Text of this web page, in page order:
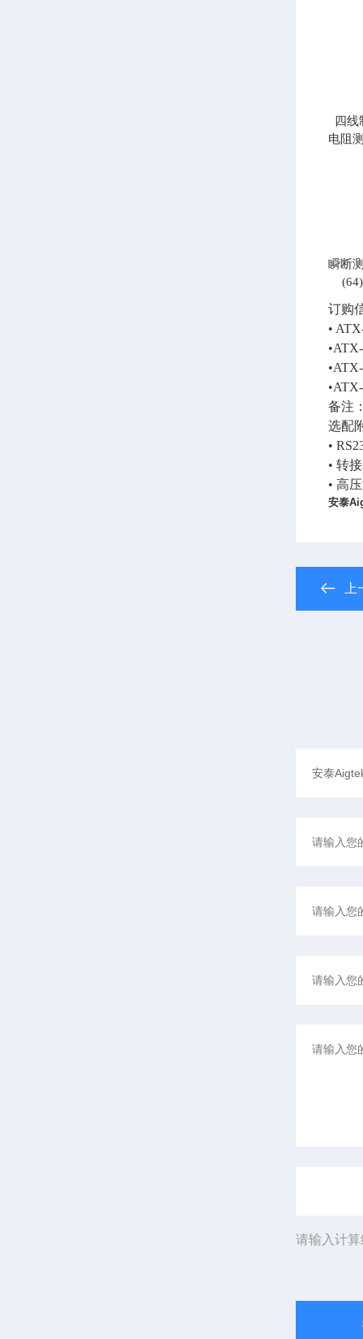
四线
电阻
瞬断
(64)
订购
•
备注
选配
•
• 转
• 高
安泰
请输入计